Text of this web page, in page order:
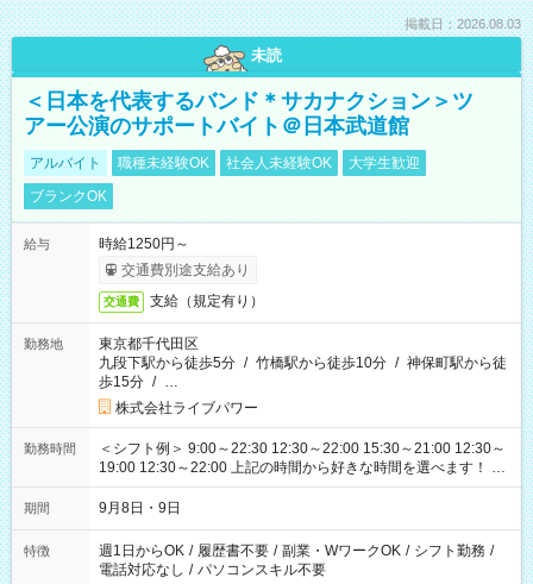
掲載日：2026.08.03
未読
＜日本を代表するバンド＊サカナクション＞ツ
アー公演のサポートバイト＠日本武道館
アルバイト 職種未経験OK 社会人未経験OK
大学生歓迎
ブランクOK
給与
時給1250円～
交通費別途支給あり
交通費 支給（規定有り）
勤務地
東京都千代田区
九段下駅から徒歩5分 / 竹橋駅から徒歩10分 / 神保町駅から徒
歩15分 / …
株式会社ライブパワー
勤務時間
＜シフト例＞ 9:00～22:30 12:30～22:00 15:30～21:00 12:30～
19:00 12:30～22:00 上記の時間から好きな時間を選べます！ ※
時間は変更となる可能性があります
期間 9月8日・9日
特徴 週1日からOK / 履歴書不要 / 副業・WワークOK / シフト勤務 /
電話対応なし / パソコンスキル不要